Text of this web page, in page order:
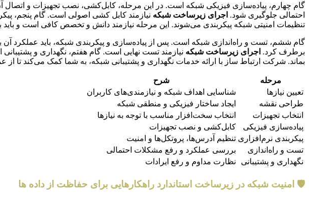
گام چهارم، پیاده‌سازی فیزیکی شبکه است. در این مرحله، کابل‌کشی، نصب تجهیزات و اتصال
احتمالی جلوگیری شود. اجرای زیرساخت شبکه
تنظیمات امنیتی شبکه پیکربندی می‌شوند. این مرحله نیازمند دانش و تخصص کافی است و باید
گام ششم، تست و راه‌اندازی شبکه است. پس از پیاده‌سازی و پیکربندی شبکه، باید
برطرف کرد. اجرای زیرساخت شبکه نیازمند تست نهایی است. گام هفتم، نگهداری و
بماند. شرکت ارتباط ساز با ارائه خدمات نگهداری و پشتیبانی شبکه‌، به شما کمک می‌کند تا
مرحله
شرح
تعیین نیازها
شناسایی اهداف شبکه و نیازمندی‌های کاربران
طراحی نقشه
ایجاد ساختار فیزیکی و منطقی شبکه
انتخاب تجهیزات
انتخاب سخت‌افزار مناسب با توجه به نیازها
پیاده‌سازی فیزیکی
کابل‌کشی و نصب تجهیزات
پیکربندی نرم‌افزاری تنظیم آدرس‌ها، پروتکل‌ها و امنیت
تست و راه‌اندازی
بررسی عملکرد و رفع مشکلات احتمالی
نگهداری و پشتیبانی
نظارت مداوم و رفع ایرادات
🛡️ امنیت شبکه در زیرساخت استاندارد راهکارهایی برای حفاظت از داده ها